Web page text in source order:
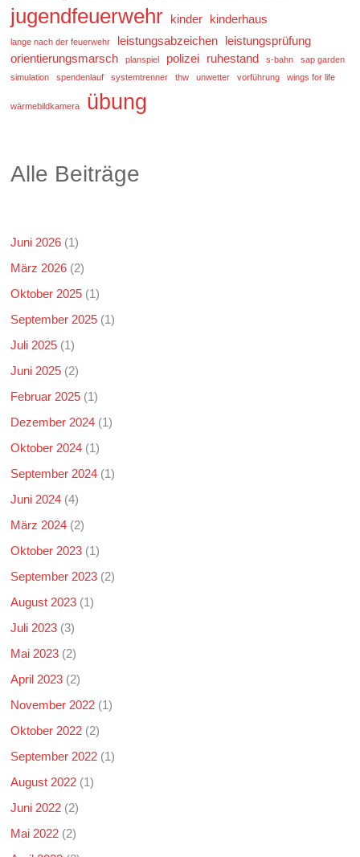
jugendfeuerwehr kinder kinderhaus
lange nach der feuerwehr leistungsabzeichen leistungsprüfung
orientierungsmarsch
planspiel polizei ruhestand s-bahn
sap garden
simulation
spendenlauf systemtrenner thw unwetter vorführung wings for life
wärmebildkamera übung
Alle Beiträge
Juni 2026 (1)
März 2026 (2)
Oktober 2025 (1)
September 2025 (1)
Juli 2025 (1)
Juni 2025 (2)
Februar 2025 (1)
Dezember 2024 (1)
Oktober 2024 (1)
September 2024 (1)
Juni 2024 (4)
März 2024 (2)
Oktober 2023 (1)
September 2023 (2)
August 2023 (1)
Juli 2023 (3)
Mai 2023 (2)
April 2023 (2)
November 2022 (1)
Oktober 2022 (2)
September 2022 (1)
August 2022 (1)
Juni 2022 (2)
Mai 2022 (2)